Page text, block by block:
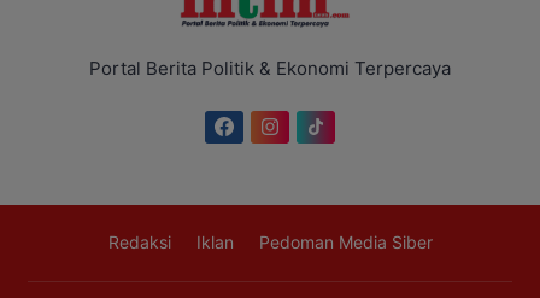
Portal Berita Politik & Ekonomi Terpercaya
Redaksi Iklan Pedoman Media Siber